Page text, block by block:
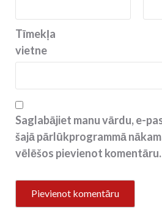
Tīmekļa
vietne
Saglabājiet manu vārdu, e-
šajā pārlūkprogrammā
vēlēšos pievienot komentāru.